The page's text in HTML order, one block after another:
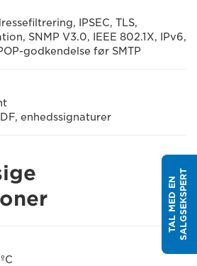
IPSEC, TLS,
SNMP V3.0, IEEE 802.1X, IPv6,
godkendelse før SMTP
enhedssignaturer
T
A
L
M
E
D
E
N
S
A
L
G
S
E
K
S
P
E
RT